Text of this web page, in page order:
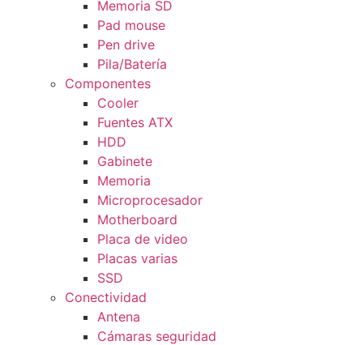
Memoria SD
Pad mouse
Pen drive
Pila/Batería
Componentes
Cooler
Fuentes ATX
HDD
Gabinete
Memoria
Microprocesador
Motherboard
Placa de video
Placas varias
SSD
Conectividad
Antena
Cámaras seguridad